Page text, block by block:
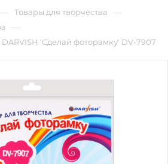
— Товары для творчества —
—
'Сделай фоторамку' DV-7907